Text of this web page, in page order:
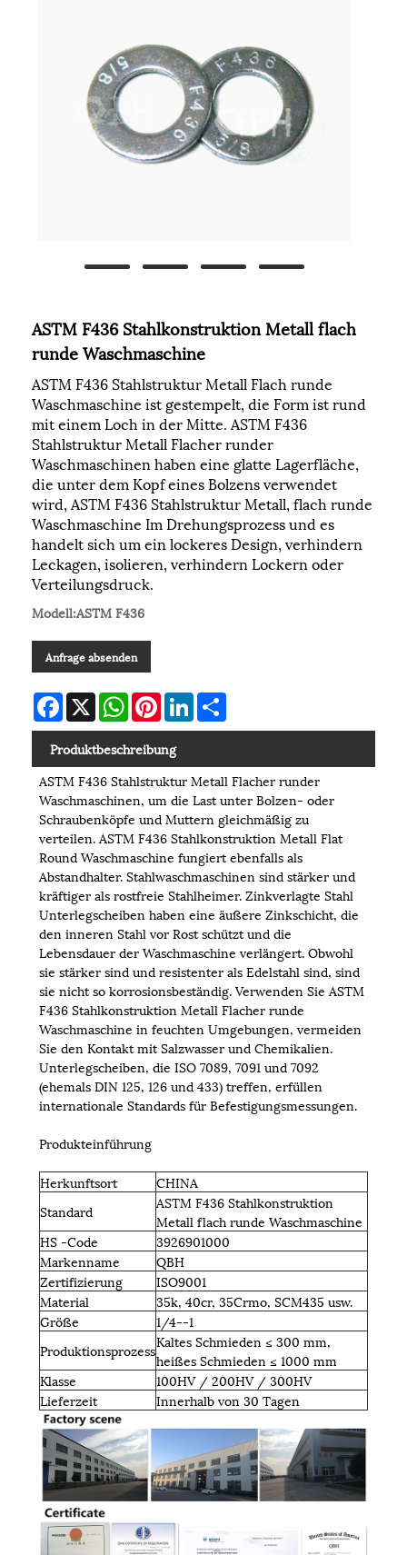
ASTM F436 Stahlkonstruktion Metall flach
runde Waschmaschine
ASTM F436 Stahlstruktur Metall Flach runde
Waschmaschine ist gestempelt, die Form ist rund
mit einem Loch in der Mitte. ASTM F436
Stahlstruktur Metall Flacher runder
Waschmaschinen haben eine glatte Lagerfläche,
die unter dem Kopf eines Bolzens verwendet
wird, ASTM F436 Stahlstruktur Metall, flach runde
Waschmaschine Im Drehungsprozess und es
handelt sich um ein lockeres Design, verhindern
Leckagen, isolieren, verhindern Lockern oder
Verteilungsdruck.
Modell:ASTM F436
Anfrage absenden
Facebook
X WhatsAppPinterestLinkedIn
Produktbeschreibung
ASTM F436 Stahlstruktur Metall Flacher runder
Waschmaschinen, um die Last unter Bolzen- oder
Schraubenköpfe und Muttern gleichmäßig zu
verteilen. ASTM F436 Stahlkonstruktion Metall Flat
Round Waschmaschine fungiert ebenfalls als
Abstandhalter. Stahlwaschmaschinen sind stärker und
kräftiger als rostfreie Stahlheimer. Zinkverlagte Stahl
Unterlegscheiben haben eine äußere Zinkschicht, die
den inneren Stahl vor Rost schützt und die
Lebensdauer der Waschmaschine verlängert. Obwohl
sie stärker sind und resistenter als Edelstahl sind, sind
sie nicht so korrosionsbeständig. Verwenden Sie ASTM
F436 Stahlkonstruktion Metall Flacher runde
Waschmaschine in feuchten Umgebungen, vermeiden
Sie den Kontakt mit Salzwasser und Chemikalien.
Unterlegscheiben, die ISO 7089, 7091 und 7092
(ehemals DIN 125, 126 und 433) treffen, erfüllen
internationale Standards für Befestigungsmessungen.
Produkteinführung
Herkunftsort
CHINA
Standard
ASTM F436 Stahlkonstruktion
Metall flach runde Waschmaschine
HS -Code
3926901000
Markenname
QBH
Zertifizierung
ISO9001
Material
35k, 40cr, 35Crmo, SCM435 usw.
Größe
1/4--1
ProduktionsprozessKaltes Schmieden ≤ 300 mm,
heißes Schmieden ≤ 1000 mm
Klasse
100HV / 200HV / 300HV
Lieferzeit
Innerhalb von 30 Tagen